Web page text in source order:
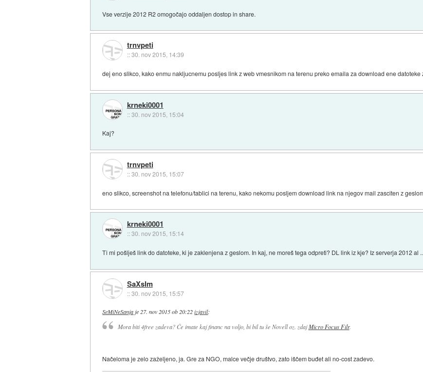
Vse verzije 2012 R2 omogočajo oddaljen dostop in share.
trnvpeti
::30. nov 2015, 14:39
dej eno slikco, kako enmu nakljucnemu posljes link z web vmesnikom na terenu preko emaila za download ene datoteke
krneki0001
::30. nov 2015, 15:04
Kaj?
trnvpeti
::30. nov 2015, 15:07
eno slikco, screenshot na telefonu/tablici na terenu, kako nekomu posljem download link na njegov mail zasciten z
krneki0001
::30. nov 2015, 15:14
Ti mi pošlješ link do datoteke, ki je zaklenjena z geslom. In kaj, ne moreš tega odpreti? DL link iz kje? Iz serverja 2012 al
SaXsIm
::30. nov 2015, 15:57
SeMiNeSanjaje27. nov 2015 ob 20:22 izjavil:
Mora biti 4free zadeva? Če imate kaj financ na voljo, bi bil tu še Novell oz. zdajMicro Focus Filr.
Načeloma je zelo zaželjeno, ja. Gre za NGO, malce večje društvo, zato iščem buđet ali no-cost zadevo.